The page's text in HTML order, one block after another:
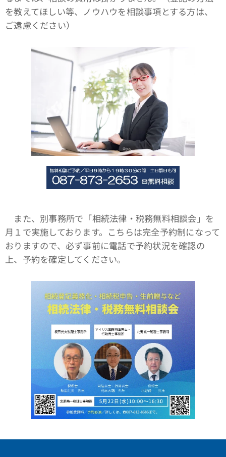
を教えてほしい等、ノウハウを相談事項とする方は、
ご遠慮ください）
また、別事務所で「相続法律・税務無料相談会」を
月１で実施しております。こちらは完全予約制になって
おりますので、必ず事前に電話で予約状況を確認の
上、予約を確定してください。